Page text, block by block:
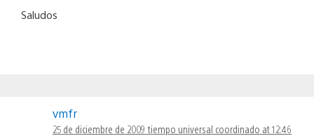
Saludos
vmfr
25 de diciembre de 2009 tiempo universal coordinado at 12:46